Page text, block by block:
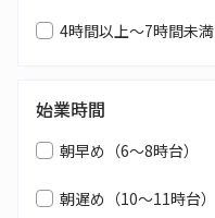
4時間以上～7時間未満
始業時間
朝早め（6～8時台）
朝遅め（10～11時台）